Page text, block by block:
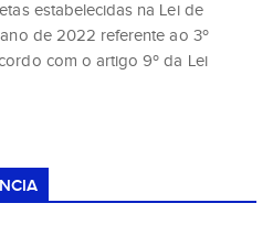
estabelecidas na Lei de
de 2022 referente ao 3º
com o artigo 9º da Lei